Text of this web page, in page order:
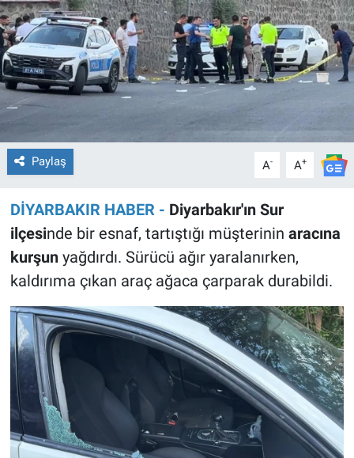
Paylaş A- A+
DİYARBAKIR HABER - Diyarbakır'ın Sur
ilçesinde bir esnaf, tartıştığı müşterinin aracına
kurşunyağdırdı. Sürücü ağır yaralanırken,
kaldırıma çıkan araç ağaca çarparak durabildi.
POLİTİKA
SAĞLIK
SPOR
TEKNOLOJİ